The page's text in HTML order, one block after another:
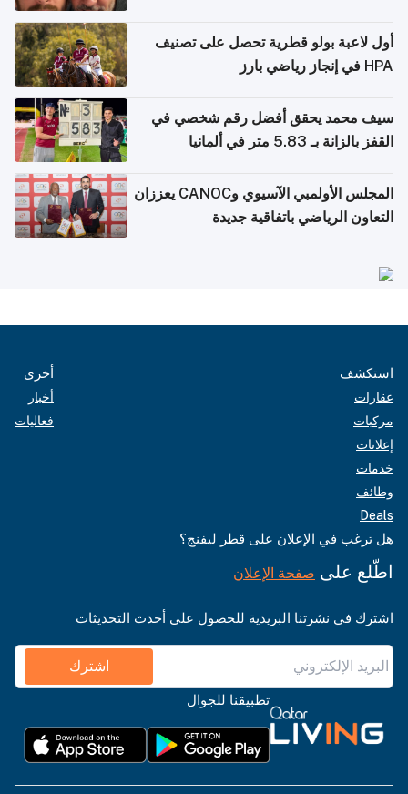
أول لاعبة بولو قطرية تحصل على تصنيف
HPA في إنجاز رياضي بارز
سيف محمد يحقق أفضل رقم شخصي في
القفز بالزانة بـ 5.83 متر في ألمانيا
المجلس الأولمبي الآسيوي وCANOC يعززان
التعاون الرياضي باتفاقية جديدة
استكشف
عقارات
مركبات
إعلانات
خدمات
وظائف
Deals
أخرى
أخبار
فعاليات
هل ترغب في الإعلان على قطر ليفنج؟
اطّلع على صفحة الإعلان
اشترك في نشرتنا البريدية للحصول على أحدث التحديثات
اشترك
تطبيقنا للجوال